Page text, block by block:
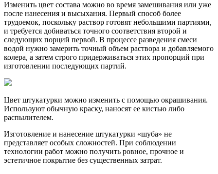
Изменить цвет состава можно во время замешивания или уже
после нанесения и высыхания. Первый способ более
трудоемок, поскольку раствор готовят небольшими партиями,
и требуется добиваться точного соответствия второй и
следующих порций первой. В процессе разведения смеси
водой нужно замерить точный объем раствора и добавляемого
колера, а затем строго придерживаться этих пропорций при
изготовлении последующих партий.
Цвет штукатурки можно изменить с помощью окрашивания.
Используют обычную краску, наносят ее кистью либо
распылителем.
Изготовление и нанесение штукатурки «шуба» не
представляет особых сложностей. При соблюдении
технологии работ можно получить ровное, прочное и
эстетичное покрытие без существенных затрат.